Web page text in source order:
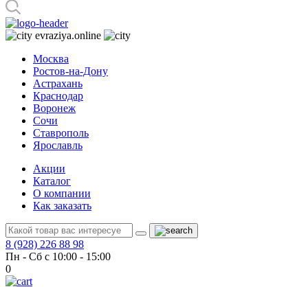
evraziya.online
Москва
Ростов-на-Дону
Астрахань
Краснодар
Воронеж
Сочи
Ставрополь
Ярославль
Акции
Каталог
О компании
Как заказать
8 (928) 226 88 98
Пн - Сб с 10:00 - 15:00
0